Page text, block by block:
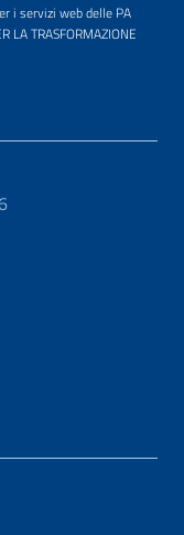
i servizi web delle PA
LA TRASFORMAZIONE